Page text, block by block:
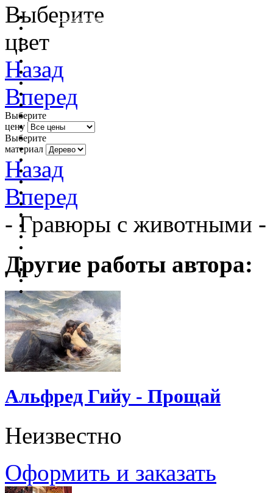
очистить фильтр цвета
Выберите
цвет
Назад
Вперед
Выберите
цену
Выберите
материал
Назад
Вперед
- Гравюры с животными
Другие работы автора:
Альфред Гийу - Прощай
Неизвестно
Оформить и заказать